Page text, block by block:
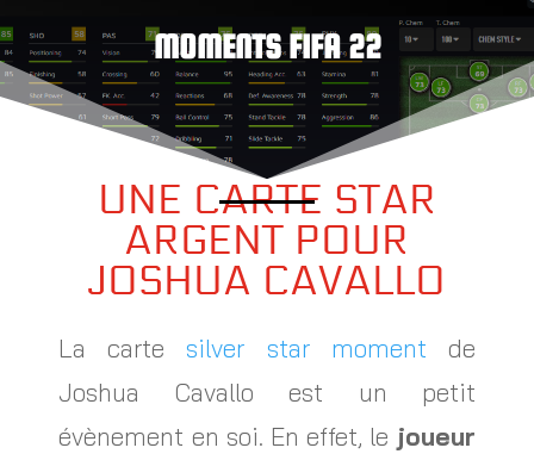
MOMENTS FIFA 22
UNE CARTE STAR
ARGENT POUR
JOSHUA CAVALLO
La carte silver star moment de
Joshua Cavallo est un petit
évènement en soi. En effet, le joueur